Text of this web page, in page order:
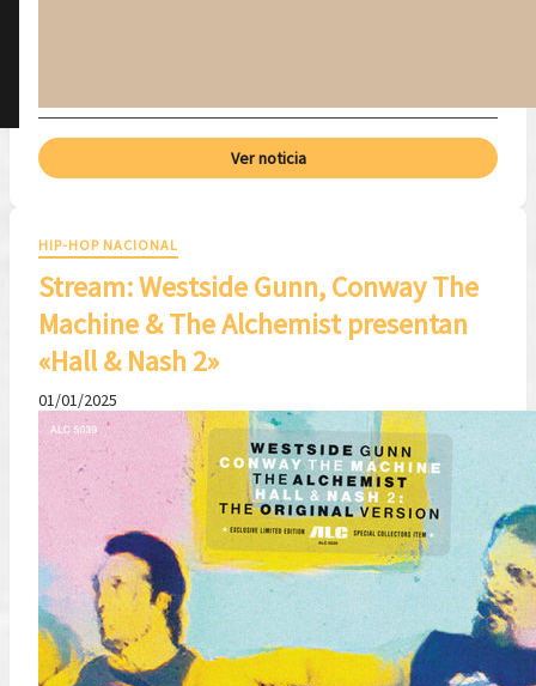
Ver noticia
HIP-HOP NACIONAL
Stream: Westside Gunn, Conway The
Machine & The Alchemist presentan
«Hall & Nash 2»
01/01/2025